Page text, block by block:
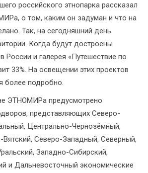
российского этнопарка рассказал
о том, каким он задуман и что на
Так, на сегодняшний день
Когда будут достроены
России и галерея «Путешествие по
33%. На освещении этих проектов
более подробно.
ЭТНОМИРа предусмотрено
представляющих Северо-
Центрально-Чернозёмный,
Северо-Западный, Северный,
Западно-Сибирский,
и Дальневосточный экономические